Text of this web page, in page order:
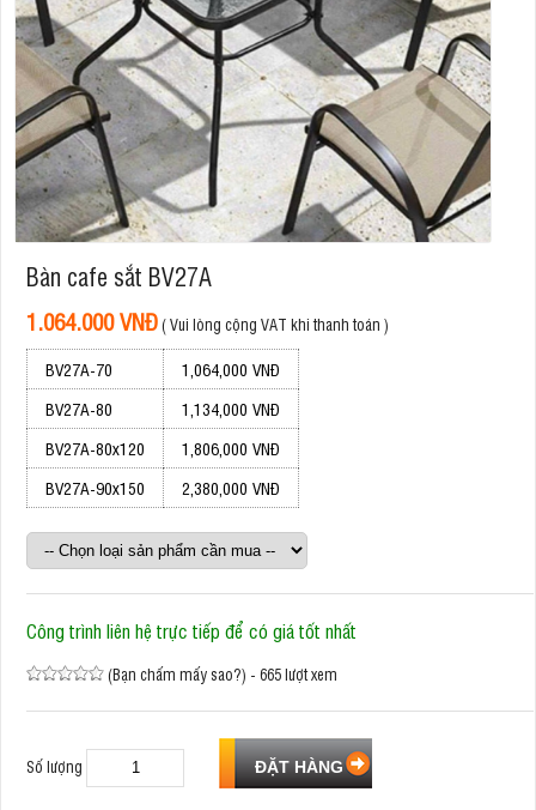
Bàn cafe sắt BV27A
1.064.000 VNĐ( Vui lòng cộng VAT khi thanh toán )
BV27A-70
1,064,000 VNĐ
BV27A-80
1,134,000 VNĐ
BV27A-80x120
1,806,000 VNĐ
BV27A-90x150
2,380,000 VNĐ
Công trình liên hệ trực tiếp để có giá tốt nhất
(Bạn chấm mấy sao?) - 665 lượt xem
Số lượng